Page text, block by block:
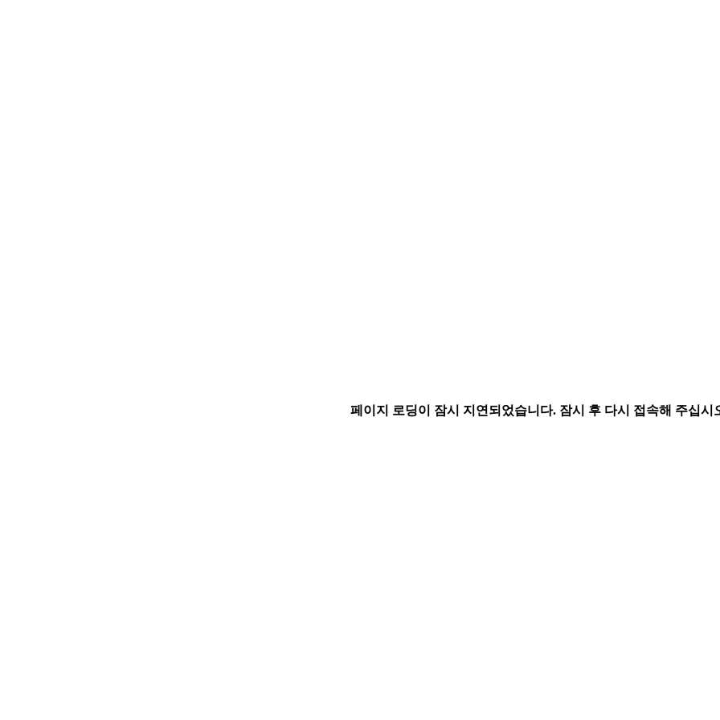
페이지 로딩이 잠시 지연되었습니다. 잠시 후 다시 접속해 주십시